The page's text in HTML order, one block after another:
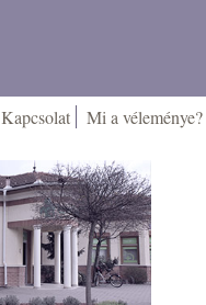
Kapcsolat Mi a véleménye?